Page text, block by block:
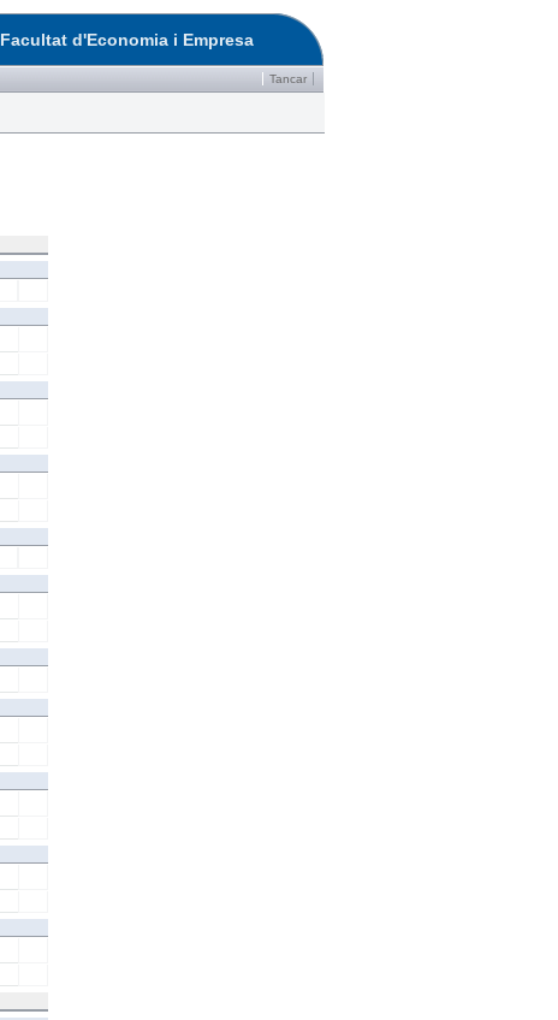
Facultat d'Economia i Empresa
Tancar